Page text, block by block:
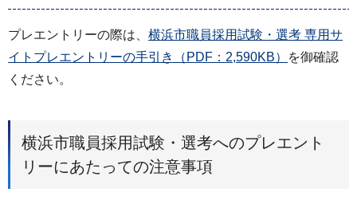
プレエントリーの際は、 横浜市職員採用試験・選考 専用サ
イトプレエントリーの手引き（PDF：2,590KB）
を御確認
ください。
横浜市職員採用試験・選考へのプレエント
リーにあたっての注意事項